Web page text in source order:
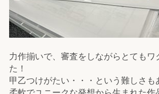
力作揃いで、審査をしながらとてもワ
た！
甲乙つけがたい・・・という難しさも